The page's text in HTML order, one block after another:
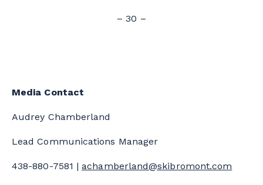
– 30 –
Media Contact
Audrey Chamberland
Lead Communications Manager
438-880-7581 |achamberland@skibromont.com